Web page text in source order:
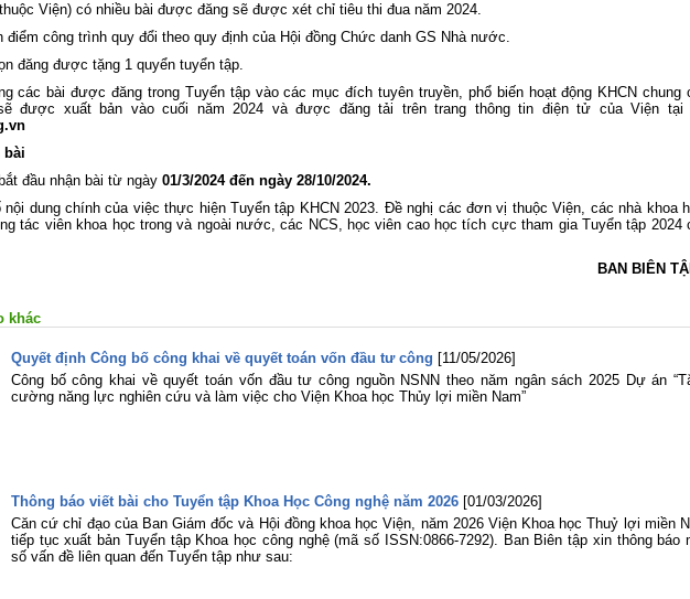
Viện) có nhiều bài được đăng sẽ được xét chỉ tiêu thi đua năm 2024.
công trình quy đổi theo quy định của Hội đồng Chức danh GS Nhà nước.
đăng được tặng 1 quyển tuyển tập.
các bài được đăng trong Tuyển tập vào các mục đích tuyên truyền, phổ biến hoạt động KHCN chung
được xuất bản vào cuối năm 2024 và được đăng tải trên trang thông tin điện tử của Viện tại
bài
đầu nhận bài từ ngày 01/3/2024 đến ngày 28/10/2024.
nội dung chính của việc thực hiện Tuyển tập KHCN 2023. Đề nghị các đơn vị thuộc Viện, các nhà khoa
tác viên khoa học trong và ngoài nước, các NCS, học viên cao học tích cực tham gia Tuyển tập 2024
BAN BIÊN
khác
Quyết định Công bố công khai về quyết toán vốn đầu tư công [11/05/2026]
Công bố công khai về quyết toán vốn đầu tư công nguồn NSNN theo năm ngân sách 2025 Dự án
cường năng lực nghiên cứu và làm việc cho Viện Khoa học Thủy lợi miền Nam”
Thông báo viết bài cho Tuyển tập Khoa Học Công nghệ năm 2026 [01/03/2026]
Căn cứ chỉ đạo của Ban Giám đốc và Hội đồng khoa học Viện, năm 2026 Viện Khoa học Thuỷ lợi miền
tiếp tục xuất bản Tuyển tập Khoa học công nghệ (mã số ISSN:0866-7292). Ban Biên tập xin thông báo
số vấn đề liên quan đến Tuyển tập như sau: